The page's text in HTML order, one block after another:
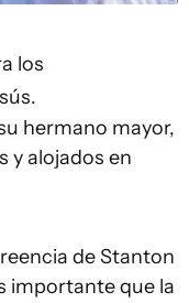
los
hermano mayor,
y alojados en
de Stanton
importante que la